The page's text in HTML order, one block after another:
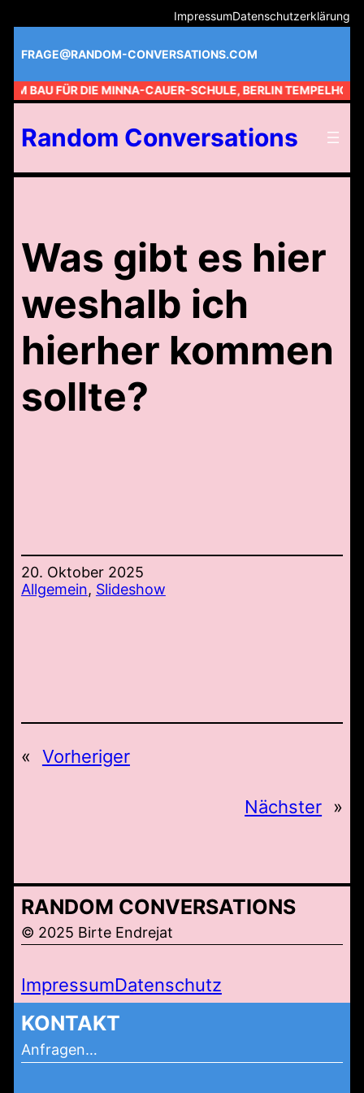
Inhalt
springen
ImpressumDatenschutzerklärung
FRAGE@RANDOM-CONVERSATIONS.COM
AM BAU FÜR DIE MINNA-CAUER-SCHULE, BERLIN TEMPELHOF //
Random Conversations
Was gibt es hier
weshalb ich
hierher kommen
sollte?
20. Oktober 2025
Allgemein, Slideshow
« Vorheriger
Nächster »
RANDOM CONVERSATIONS
© 2025 Birte Endrejat
ImpressumDatenschutz
KONTAKT
Anfragen…